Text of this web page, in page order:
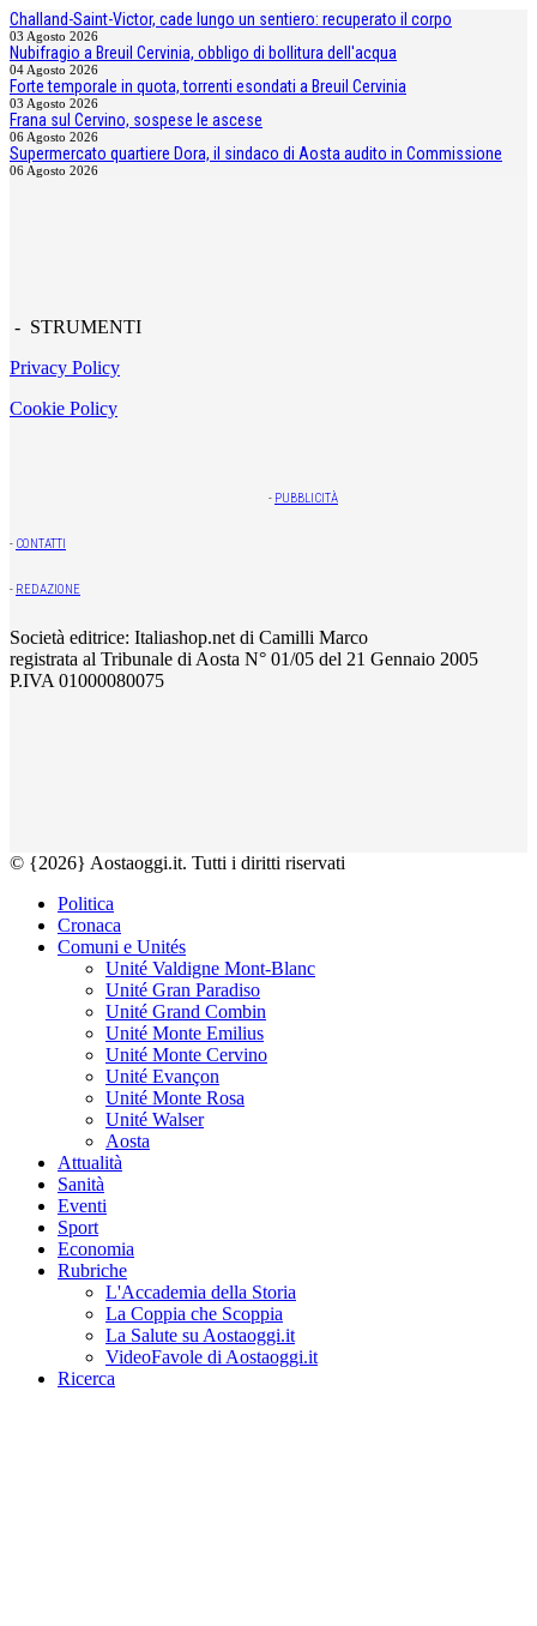
Challand-Saint-Victor, cade lungo un sentiero: recuperato il corpo
03 Agosto 2026
Nubifragio a Breuil Cervinia, obbligo di bollitura dell'acqua
04 Agosto 2026
Forte temporale in quota, torrenti esondati a Breuil Cervinia
03 Agosto 2026
Frana sul Cervino, sospese le ascese
06 Agosto 2026
Supermercato quartiere Dora, il sindaco di Aosta audito in Commissione
06 Agosto 2026
- STRUMENTI
Privacy Policy
Cookie Policy
- PUBBLICITÀ
- CONTATTI
- REDAZIONE
Società editrice: Italiashop.net di Camilli Marco
registrata al Tribunale di Aosta N° 01/05 del 21 Gennaio 2005
P.IVA 01000080075
© {2026} Aostaoggi.it. Tutti i diritti riservati
Politica
Cronaca
Comuni e Unités
Unité Valdigne Mont-Blanc
Unité Gran Paradiso
Unité Grand Combin
Unité Monte Emilius
Unité Monte Cervino
Unité Evançon
Unité Monte Rosa
Unité Walser
Aosta
Attualità
Sanità
Eventi
Sport
Economia
Rubriche
L'Accademia della Storia
La Coppia che Scoppia
La Salute su Aostaoggi.it
VideoFavole di Aostaoggi.it
Ricerca